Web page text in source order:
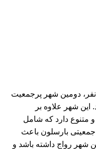
حدود 1.6 میلیون نفر، دومین شهر پرجمعیت
این شهر علاوه بر
متنوع دارد که شامل
بارسلون باعث
شهر رواج داشته باشد و